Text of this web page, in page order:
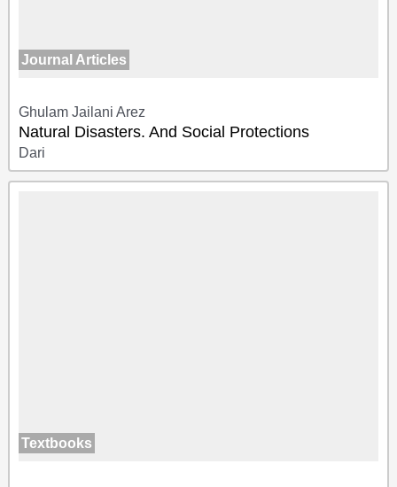
Journal Articles
Ghulam Jailani Arez
Natural Disasters. And Social Protections
Dari
Textbooks